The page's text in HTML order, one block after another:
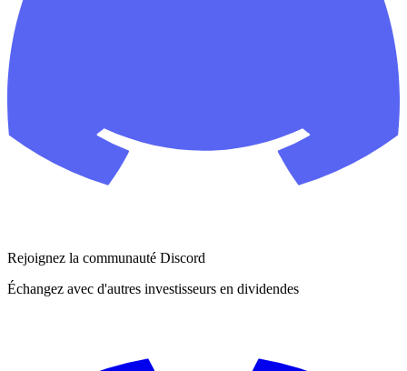
Rejoignez la communauté Discord
Échangez avec d'autres investisseurs en dividendes